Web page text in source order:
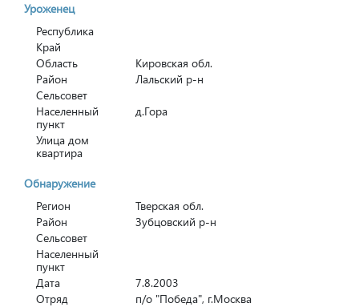
Уроженец
Республика
Край
Область
Кировская обл.
Район
Лальский р-н
Сельсовет
Населенный
пункт
д.Гора
Улица дом
квартира
Обнаружение
Регион
Тверская обл.
Район
Зубцовский р-н
Сельсовет
Населенный
пункт
Дата
7.8.2003
Отряд
п/о "Победа", г.Москва